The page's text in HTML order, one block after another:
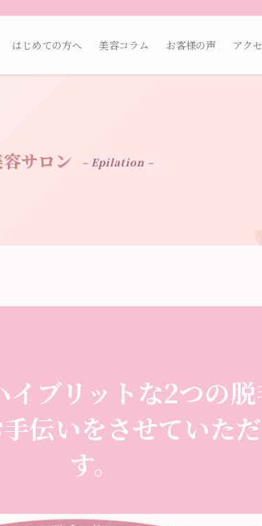
はじめての方へ 美容コラム お客様の声 アク
サロン – Epilation –
ブリットな2つの脱
伝いをさせていた
す。